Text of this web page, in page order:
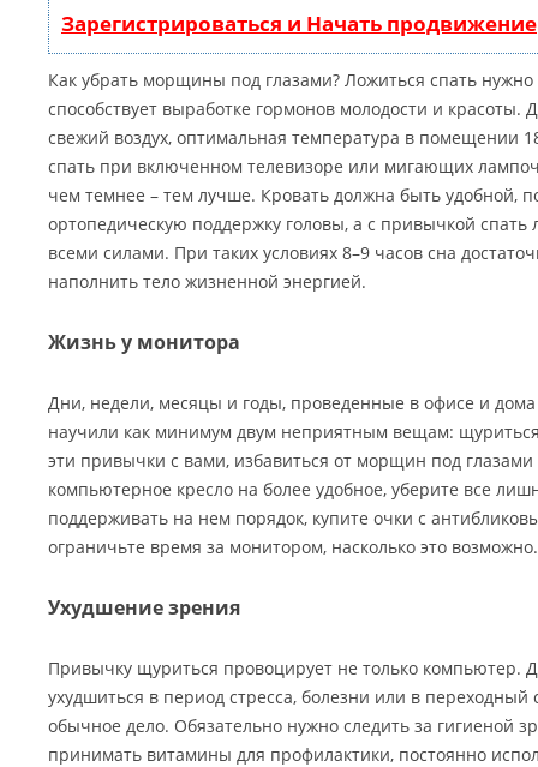
Зарегистрироваться и Начать продвижение
Как убрать морщины под глазами? Ложиться спать нужно
способствует выработке гормонов молодости и красоты.
свежий воздух, оптимальная температура в помещении
спать при включенном телевизоре или мигающих
чем темнее – тем лучше. Кровать должна быть удобной,
ортопедическую поддержку головы, а с привычкой спать
всеми силами. При таких условиях 8–9 часов сна
наполнить тело жизненной энергией.
Жизнь у монитора
Дни, недели, месяцы и годы, проведенные в офисе и
научили как минимум двум неприятным вещам:
эти привычки с вами, избавиться от морщин под
компьютерное кресло на более удобное, уберите все
поддерживать на нем порядок, купите очки с
ограничьте время за монитором, насколько это возможно.
Ухудшение зрения
Привычку щуриться провоцирует не только компьютер.
ухудшиться в период стресса, болезни или в переходный
обычное дело. Обязательно нужно следить за гигиеной
принимать витамины для профилактики, постоянно